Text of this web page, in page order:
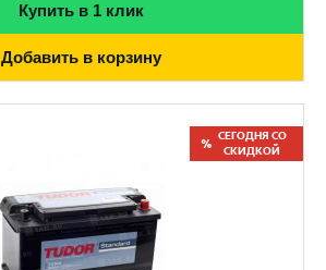
Купить в 1 клик
Добавить в корзину
СЕГОДНЯ СО
СКИДКОЙ